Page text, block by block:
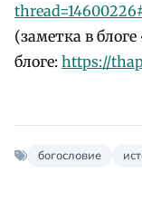
(заметка в
блоге: https://
богословие